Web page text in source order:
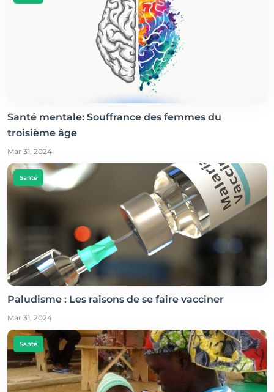
Santé mentale: Souffrance des femmes du
troisième âge
Mar 31, 2024
Santé
Paludisme : Les raisons de se faire vacciner
Mar 31, 2024
Santé